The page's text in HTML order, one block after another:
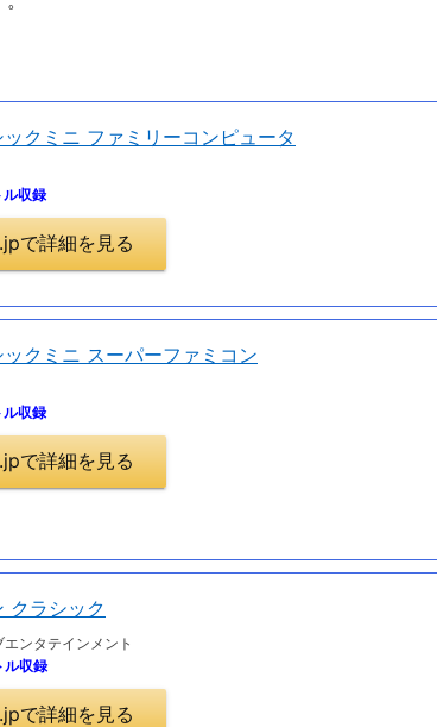
クミニ ファミリーコンピュータ
収録
で詳細を見る
クミニ スーパーファミコン
収録
で詳細を見る
クラシック
ンタテインメント
収録
で詳細を見る